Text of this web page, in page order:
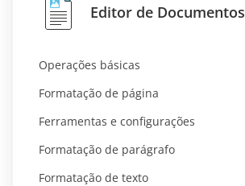
Editor de Documentos
Operações básicas
Formatação de página
Ferramentas e configurações
Formatação de parágrafo
Formatação de texto